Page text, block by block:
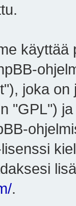
joka on
"GPL")
.